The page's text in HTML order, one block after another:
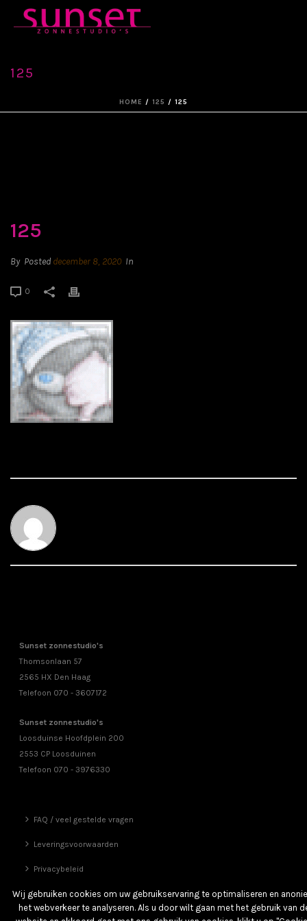
125
HOME / 125 / 125
125
By Posted december 8, 2020 In
0
Sunset zonnestudio's
Thomsonlaan 57
2565 HX Den Haag
Telefoon 070 - 3607172
Sunset zonnestudio's
Loosduinse Hoofdplein 200
2553 CP Loosduinen
Telefoon 070 - 3976330
FAQ / veel gestelde vragen
Leveringsvoorwaarden
Privacybeleid
Vrienden
Wij gebruiken cookies om uw gebruikservaring te optimaliseren en
het webverkeer te analyseren. Als u door wilt gaan met het gebruik van